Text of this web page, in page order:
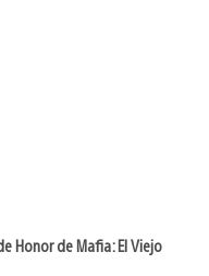
Honor de Mafia: El Viejo